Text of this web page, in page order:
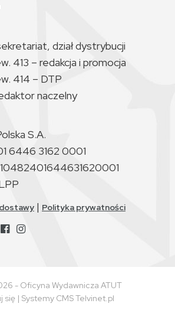
dział dystrybucji
413 – redakcja i promocja
414 – DTP
naczelny
S.A.
6446 3162 0001
| Polityka prywatności
- Oficyna Wydawnicza ATUT
się | Systemy CMS Telvinet.pl